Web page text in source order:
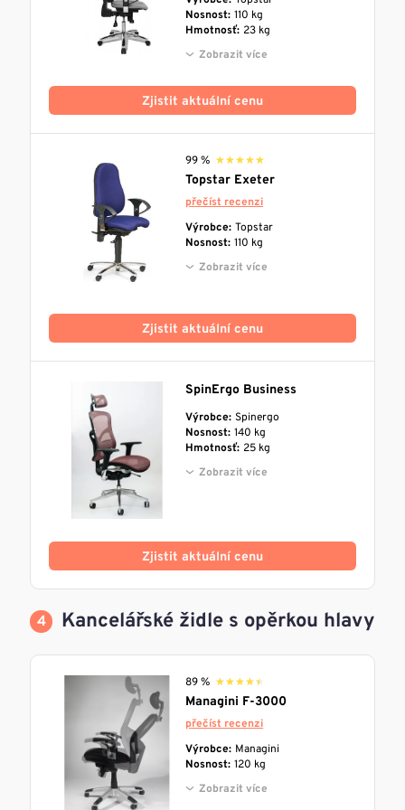
Nosnost: 110 kg
Hmotnosť: 23 kg
Zobrazit více
Zjistit aktuální cenu
99 % ★★★★★
★★★★★
Topstar Exeter
přečíst recenzi
Výrobce: Topstar
Nosnost: 110 kg
Zobrazit více
Zjistit aktuální cenu
SpinErgo Business
Výrobce: Spinergo
Nosnost: 140 kg
Hmotnosť: 25 kg
Zobrazit více
Zjistit aktuální cenu
Kancelářské židle s opěrkou hlavy
89 % ★★★★★
★★★★★
Managini F-3000
přečíst recenzi
Výrobce: Managini
Nosnost: 120 kg
Zobrazit více